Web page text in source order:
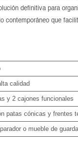
definitiva para
contemporáneo que
calidad
y 2 cajones funcionales
patas cónicas y frentes
o mueble de